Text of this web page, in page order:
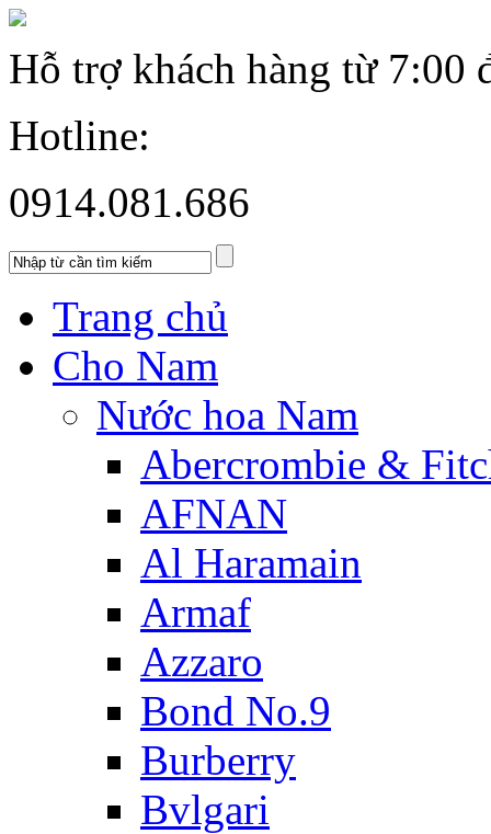
Hỗ trợ khách hàng từ 7:00
Hotline:
0914.081.686
Trang chủ
Cho Nam
Nước hoa Nam
Abercrombie &
AFNAN
Al Haramain
Armaf
Azzaro
Bond No.9
Burberry
Bvlgari